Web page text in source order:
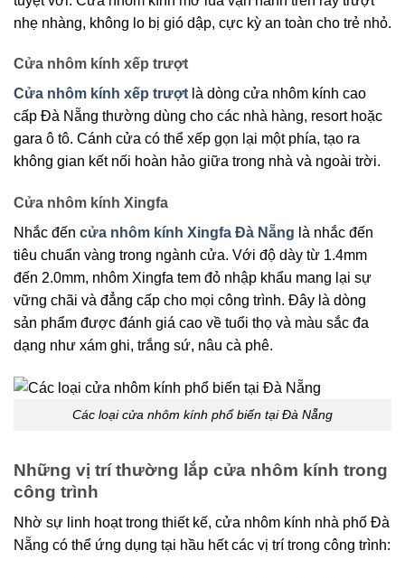
nhẹ nhàng, không lo bị gió dập, cực kỳ an toàn cho trẻ nhỏ.
Cửa nhôm kính xếp trượt
Cửa nhôm kính xếp trượt là dòng cửa nhôm kính cao
cấp Đà Nẵng thường dùng cho các nhà hàng, resort hoặc
gara ô tô. Cánh cửa có thể xếp gọn lại một phía, tạo ra
không gian kết nối hoàn hảo giữa trong nhà và ngoài trời.
Cửa nhôm kính Xingfa
Nhắc đến cửa nhôm kính Xingfa Đà Nẵng là nhắc đến
tiêu chuẩn vàng trong ngành cửa. Với độ dày từ 1.4mm
đến 2.0mm, nhôm Xingfa tem đỏ nhập khẩu mang lại sự
vững chãi và đẳng cấp cho mọi công trình. Đây là dòng
sản phẩm được đánh giá cao về tuổi thọ và màu sắc đa
dạng như xám ghi, trắng sứ, nâu cà phê.
Các loại cửa nhôm kính phổ biến tại Đà Nẵng
Những vị trí thường lắp cửa nhôm kính trong
công trình
Nhờ sự linh hoạt trong thiết kế, cửa nhôm kính nhà phố Đà
Nẵng có thể ứng dụng tại hầu hết các vị trí trong công trình: